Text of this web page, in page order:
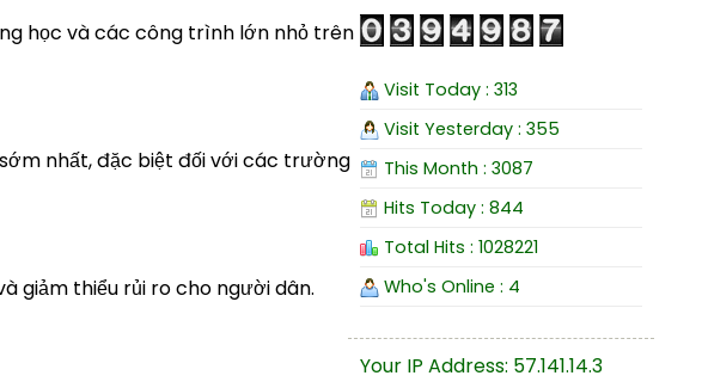
học và các công trình lớn nhỏ trên
nhất, đặc biệt đối với các trường
giảm thiểu rủi ro cho người dân.
Visit Today : 313
Visit Yesterday : 355
This Month : 3087
Hits Today : 844
Total Hits : 1028221
Who's Online : 4
Your IP Address: 57.141.14.3